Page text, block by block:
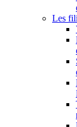
Les